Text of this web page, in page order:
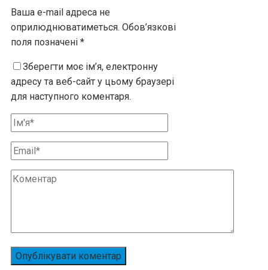
Ваша e-mail адреса не
оприлюднюватиметься. Обов’язкові
поля позначені *
Зберегти моє ім’я, електронну
адресу та веб-сайт у цьому браузері
для наступного коментаря.